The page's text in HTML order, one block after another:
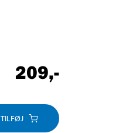
209,-
TILFØJ